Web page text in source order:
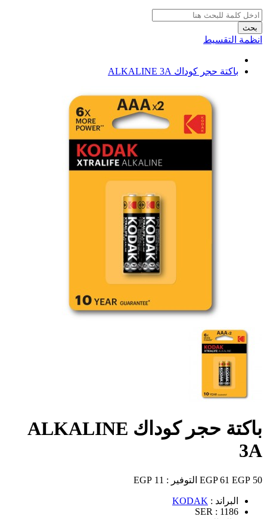
بحث
انظمة التقسيط
باكتة حجر كوداك ALKALINE 3A
باكتة حجر كوداك ALKALINE
3A
50 EGP
61 EGP التوفير : 11 EGP
البراند : KODAK
SER : 1186